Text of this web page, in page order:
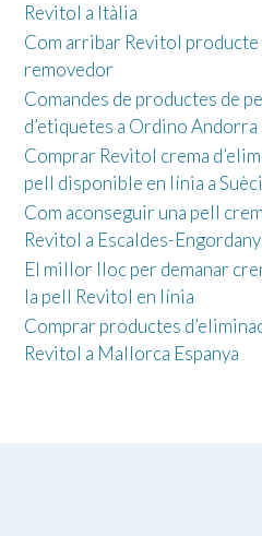
Revitol a Itàlia
Com arribar Revitol
removedor
Comandes de productes de
d’etiquetes a Ordino Andorra
Comprar Revitol crema
pell disponible en línia a
Com aconseguir una pell
Revitol a Escaldes-
El millor lloc per demanar
la pell Revitol en línia
Comprar productes
Revitol a Mallorca Espanya